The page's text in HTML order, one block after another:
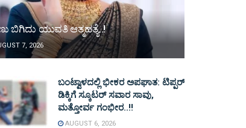
ಬಿಗಿದು ಯುವತಿ ಆತ್ಮಹತ್ಯೆ..!
7, 2026
ಬಂಟ್ವಾಳದಲ್ಲಿ ಭೀಕರ ಅಪಘಾತ: ಟಿಪ್ಪರ್
ಡಿಕ್ಕಿಗೆ ಸ್ಕೂಟರ್ ಸವಾರ ಸಾವು,
ಮತ್ತೋರ್ವ ಗಂಭೀರ..!!
AUGUST 6, 2026